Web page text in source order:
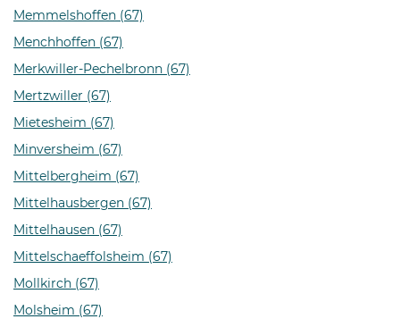
Memmelshoffen (67)
Menchhoffen (67)
Merkwiller-Pechelbronn (67)
Mertzwiller (67)
Mietesheim (67)
Minversheim (67)
Mittelbergheim (67)
Mittelhausbergen (67)
Mittelhausen (67)
Mittelschaeffolsheim (67)
Mollkirch (67)
Molsheim (67)